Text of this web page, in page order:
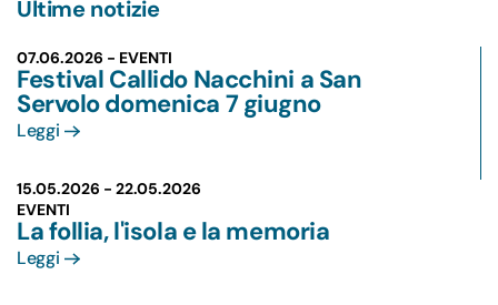
Ultime notizie
07.06.2026 - EVENTI
Festival Callido Nacchini a San
Servolo domenica 7 giugno
Leggi
15.05.2026 - 22.05.2026
EVENTI
La follia, l'isola e la memoria
Leggi